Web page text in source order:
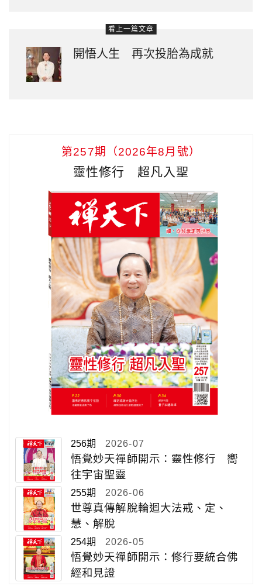
看上一篇文章
開悟人生 再次投胎為成就
第257期（2026年8月號）
靈性修行 超凡入聖
256期 2026-07
悟覺妙天禪師開示：靈性修行 嚮
往宇宙聖靈
255期 2026-06
世尊真傳解脫輪迴大法戒、定、
慧、解脫
254期 2026-05
悟覺妙天禪師開示：修行要統合佛
經和見證